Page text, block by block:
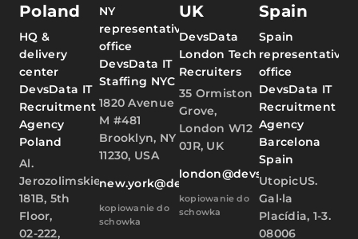
Poland
HQ &
delivery
center
DevsData IT
Recruitment
Agency
Poland
Al.
Jerozolimskie
181B, 5th
Floor,
02-222,
NY
representative
office
DevsData IT
Staffing NYC
1820 Avenue
M #481
Brooklyn, NY
11230, USA
new.york@devsdata.com
kopiowanie do
schowka
UK
DevsData
London Tech
Recruiters
35 Ormiston
Grove,
London W12
0JR, UK
london@devsdata.com
kopiowanie do
schowka
Spain
Spain
representative
office
DevsData IT
Recruitment
Agency
Barcelona
Spain
UtopicUS.
Gal·la
Placídia, 1-3.
08006